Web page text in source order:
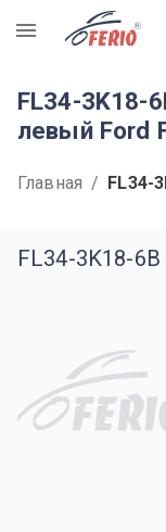
R
FL34-3K18-
левый Ford
Главная / FL34-
FL34-3K18-6B